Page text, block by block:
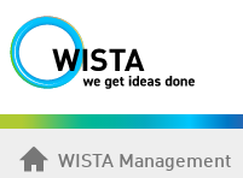
WISTA Management